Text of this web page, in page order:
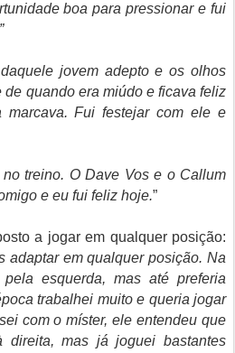
boa para pressionar e fui
jovem adepto e os olhos
de quando era miúdo e ficava feliz
marcava. Fui festejar com ele e
no treino. O Dave Vos e o Callum
e eu fui feliz hoje.”
a jogar em qualquer posição:
adaptar em qualquer posição. Na
esquerda, mas até preferia
trabalhei muito e queria jogar
com o míster, ele entendeu que
direita, mas já joguei bastantes